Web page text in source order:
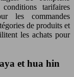
tarifaires
les commandes
de produits et
les achats pour
et hua hin